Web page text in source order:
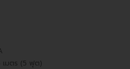
เมตร (5 ฟุต)